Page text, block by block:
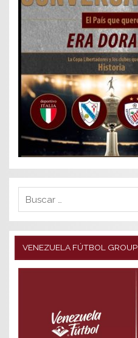
VENEZUELA FÚTBOL GROUP